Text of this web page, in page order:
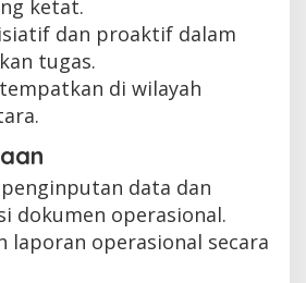
ketat.
dan proaktif dalam
tugas.
di wilayah
data dan
dokumen operasional.
laporan operasional secara